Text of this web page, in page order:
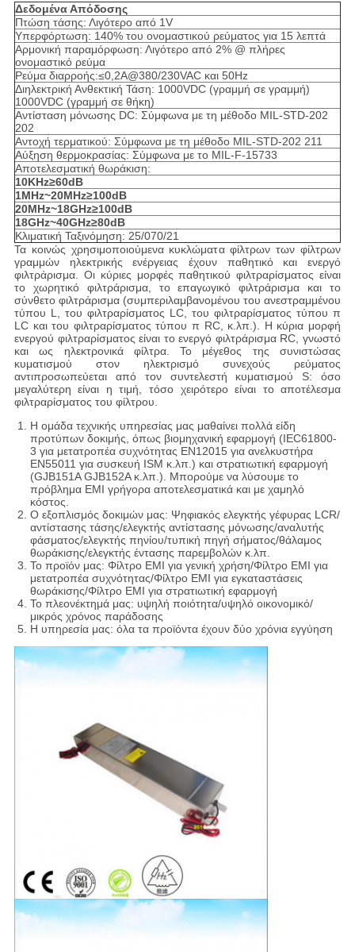
Δεδομένα Απόδοσης
Πτώση τάσης: Λιγότερο από 1V
Υπερφόρτωση: 140% του ονομαστικού ρεύματος για 15 λεπτά
Αρμονική παραμόρφωση: Λιγότερο από 2% @ πλήρες
ονομαστικό ρεύμα
Ρεύμα διαρροής:≤0,2A@380/230VAC και 50Hz
Διηλεκτρική Ανθεκτική Τάση: 1000VDC (γραμμή σε γραμμή)
1000VDC (γραμμή σε θήκη)
Αντίσταση μόνωσης DC: Σύμφωνα με τη μέθοδο MIL-STD-202
202
Αντοχή τερματικού: Σύμφωνα με τη μέθοδο MIL-STD-202 211
Αύξηση θερμοκρασίας: Σύμφωνα με το MIL-F-15733
Αποτελεσματική θωράκιση:
10KHz≥60dB
1MHz~20MHz≥100dB
20MHz~18GHz≥100dB
18GHz~40GHz≥80dB
Κλιματική Ταξινόμηση: 25/070/21
Τα κοινώς χρησιμοποιούμενα κυκλώματα φίλτρων των φίλτρων
γραμμών ηλεκτρικής ενέργειας έχουν παθητικό και ενεργό
φιλτράρισμα. Οι κύριες μορφές παθητικού φιλτραρίσματος είναι
το χωρητικό φιλτράρισμα, το επαγωγικό φιλτράρισμα και το
σύνθετο φιλτράρισμα (συμπεριλαμβανομένου του ανεστραμμένου
τύπου L, του φιλτραρίσματος LC, του φιλτραρίσματος τύπου π
LC και του φιλτραρίσματος τύπου π RC, κ.λπ.). Η κύρια μορφή
ενεργού φιλτραρίσματος είναι το ενεργό φιλτράρισμα RC, γνωστό
και ως ηλεκτρονικά φίλτρα. Το μέγεθος της συνιστώσας
κυματισμού στον ηλεκτρισμό συνεχούς ρεύματος
αντιπροσωπεύεται από τον συντελεστή κυματισμού S: όσο
μεγαλύτερη είναι η τιμή, τόσο χειρότερο είναι το αποτέλεσμα
φιλτραρίσματος του φίλτρου.
Η ομάδα τεχνικής υπηρεσίας μας μαθαίνει πολλά είδη
προτύπων δοκιμής, όπως βιομηχανική εφαρμογή (IEC61800-
3 για μετατροπέα συχνότητας EN12015 για ανελκυστήρα
EN55011 για συσκευή ISM κ.λπ.) και στρατιωτική εφαρμογή
(GJB151A GJB152A κ.λπ.). Μπορούμε να λύσουμε το
πρόβλημα EMI γρήγορα αποτελεσματικά και με χαμηλό
κόστος.
Ο εξοπλισμός δοκιμών μας: Ψηφιακός ελεγκτής γέφυρας LCR/
αντίστασης τάσης/ελεγκτής αντίστασης μόνωσης/αναλυτής
φάσματος/ελεγκτής πηνίου/τυπική πηγή σήματος/θάλαμος
θωράκισης/ελεγκτής έντασης παρεμβολών κ.λπ.
Το προϊόν μας: Φίλτρο EMI για γενική χρήση/Φίλτρο EMI για
μετατροπέα συχνότητας/Φίλτρο EMI για εγκαταστάσεις
θωράκισης/Φίλτρο EMI για στρατιωτική εφαρμογή
Το πλεονέκτημά μας: υψηλή ποιότητα/υψηλό οικονομικό/
μικρός χρόνος παράδοσης
Η υπηρεσία μας: όλα τα προϊόντα έχουν δύο χρόνια εγγύηση